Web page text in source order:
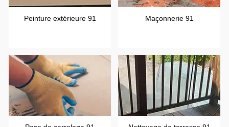
Peinture extérieure 91 Maçonnerie 91